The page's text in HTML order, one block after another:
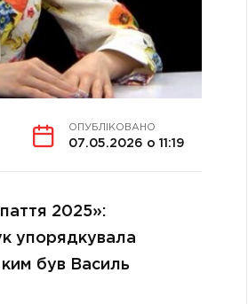
ОПУБЛІКОВАНО
07.05.2026 о 11:19
2025»:
упорядкувала
був Василь